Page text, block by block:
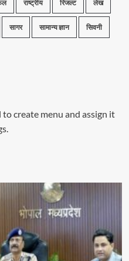
राष्ट्रीय रिजल्ट लेख
सागर सामान्य ज्ञान सिवनी
to create menu and assign it